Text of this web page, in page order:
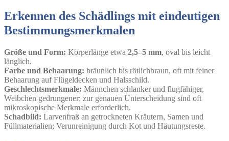
Erkennen des Schädlings mit eindeutigen
Bestimmungsmerkmalen
Größe und Form: Körperlänge etwa 2,5–5 mm, oval bis leicht
länglich.
Farbe und Behaarung: bräunlich bis rötlichbraun, oft mit feiner
Behaarung auf Flügeldecken und Halsschild.
Geschlechtsmerkmale: Männchen schlanker und flugfähiger,
Weibchen gedrungener; zur genauen Unterscheidung sind oft
mikroskopische Merkmale erforderlich.
Schadbild: Larvenfraß an getrockneten Kräutern, Samen und
Füllmaterialien; Verunreinigung durch Kot und Häutungsreste.